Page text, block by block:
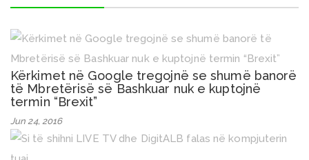
Kërkimet në Google tregojnë se shumë banorë
të Mbretërisë së Bashkuar nuk e kuptojnë
termin “Brexit”
Jun 24, 2016